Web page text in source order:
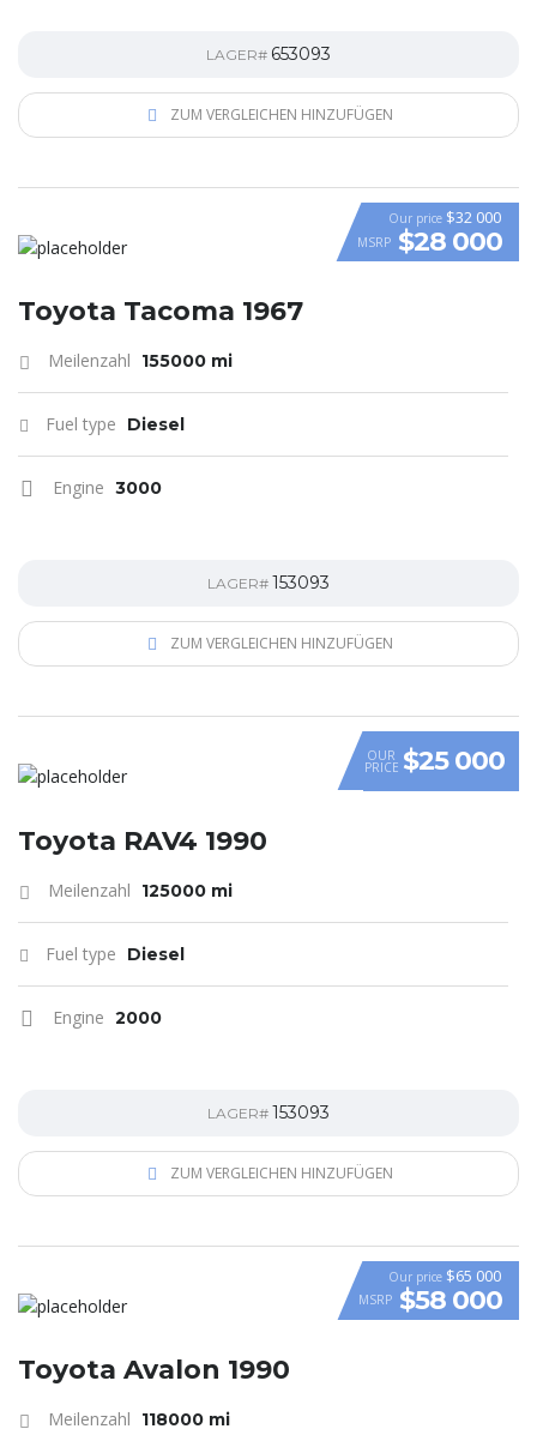
LAGER# 653093
ZUM VERGLEICHEN HINZUFÜGEN
Our price $32 000
MSRP $28 000
Toyota Tacoma 1967
Meilenzahl 155000 mi
Fuel type Diesel
Engine 3000
LAGER# 153093
ZUM VERGLEICHEN HINZUFÜGEN
OUR
PRICE $25 000
Toyota RAV4 1990
Meilenzahl 125000 mi
Fuel type Diesel
Engine 2000
LAGER# 153093
ZUM VERGLEICHEN HINZUFÜGEN
VIDEO
Our price $65 000
MSRP $58 000
Toyota Avalon 1990
Meilenzahl 118000 mi